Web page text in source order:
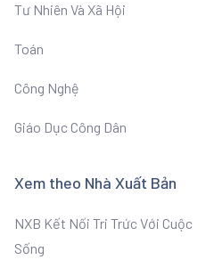
Tư Nhiên Và Xã Hội
Toán
Công Nghệ
Giáo Dục Công Dân
Xem theo Nhà Xuất Bản
NXB Kết Nối Tri Trức Với Cuộc
Sống